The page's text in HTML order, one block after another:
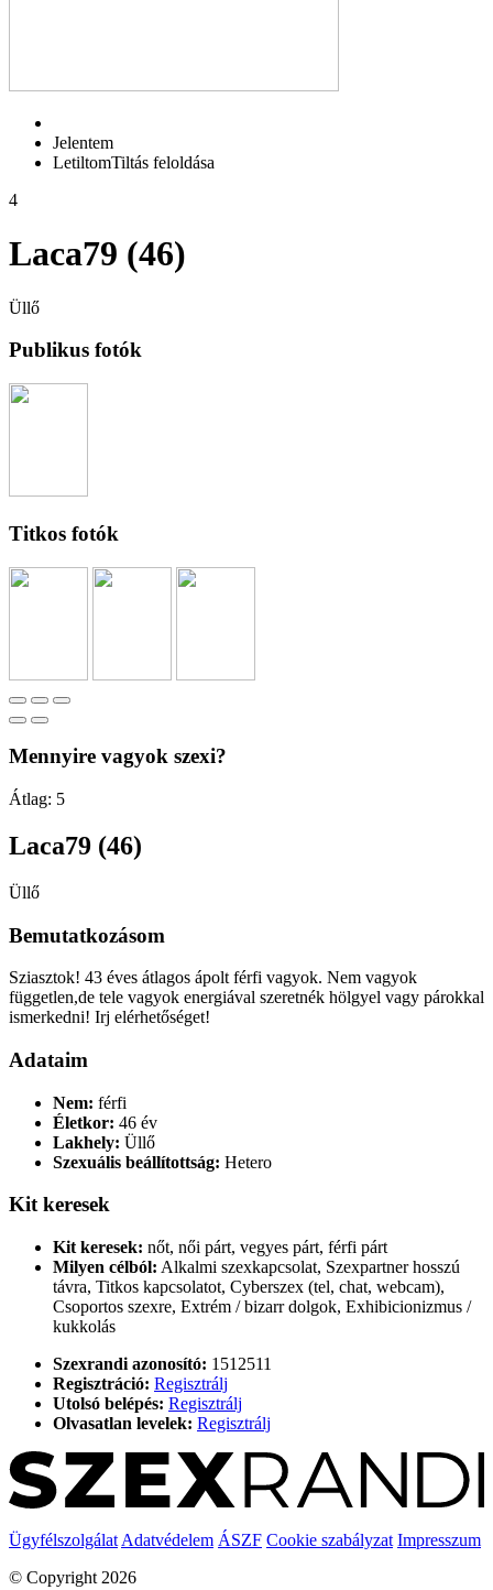
Jelentem
LetiltomTiltás feloldása
4
Laca79 (46)
Üllő
Publikus fotók
Titkos fotók
Mennyire vagyok szexi?
Átlag: 5
Laca79 (46)
Üllő
Bemutatkozásom
Sziasztok! 43 éves átlagos ápolt férfi vagyok. Nem vagyok
független,de tele vagyok energiával szeretnék hölgyel vagy párokkal
ismerkedni! Irj elérhetőséget!
Adataim
Nem: férfi
Életkor: 46 év
Lakhely: Üllő
Szexuális beállítottság: Hetero
Kit keresek
Kit keresek: nőt, női párt, vegyes párt, férfi párt
Milyen célból: Alkalmi szexkapcsolat, Szexpartner hosszú
távra, Titkos kapcsolatot, Cyberszex (tel, chat, webcam),
Csoportos szexre, Extrém / bizarr dolgok, Exhibicionizmus /
kukkolás
Szexrandi azonosító: 1512511
Regisztráció: Regisztrálj
Utolsó belépés: Regisztrálj
Olvasatlan levelek: Regisztrálj
Ügyfélszolgálat Adatvédelem ÁSZF Cookie szabályzat Impresszum
© Copyright 2026